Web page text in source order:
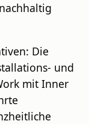
Die
und
mit Inner